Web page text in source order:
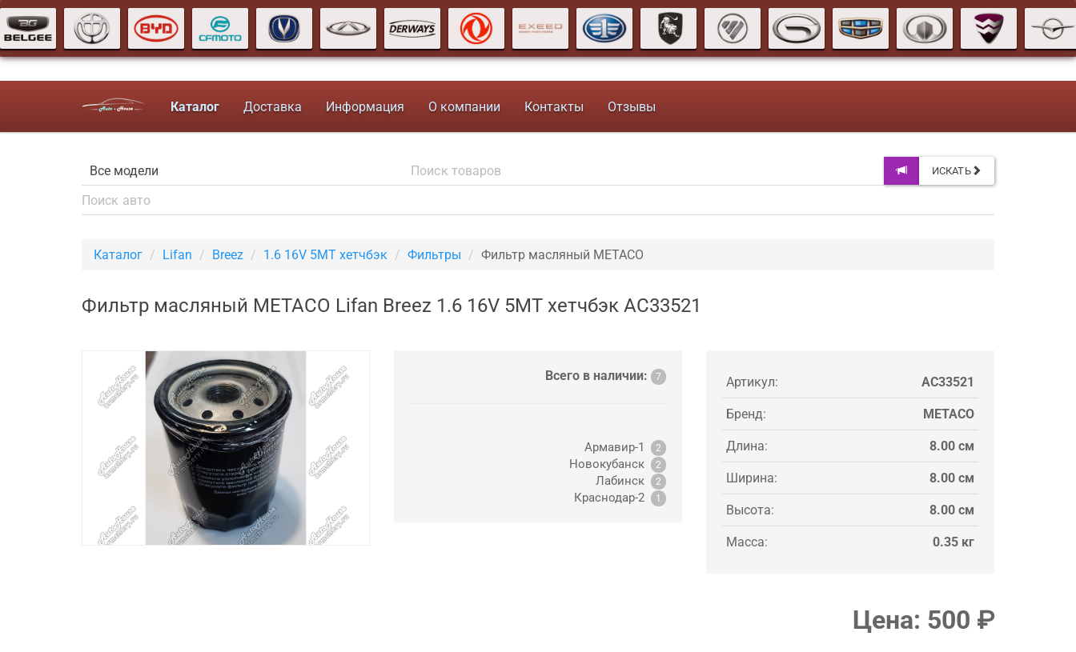
Каталог Доставка Информация О компании Контакты Отзывы
ИСКАТЬ
Каталог Lifan Breez 1.6 16V 5MT хетчбэк Фильтры Фильтр масляный METACO
Фильтр масляный METACO Lifan Breez 1.6 16V 5MT хетчбэк AC33521
Всего в наличии: 7
Армавир-1 2
Новокубанск 2
Лабинск 2
Краснодар-2 1
Артикул: AC33521
Бренд: METACO
Длина: 8.00 см
Ширина: 8.00 см
Высота: 8.00 см
Масса: 0.35 кг
Цена: 500 ₽